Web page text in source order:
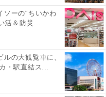
ソーの“ちいかわ
活＆防災...
ルの大観覧車に、
・駅直結ス...